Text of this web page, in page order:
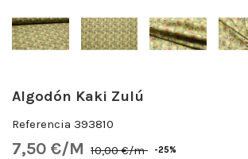
Algodón Kaki Zulú
Referencia 393810
7,50 €/M 10,00 €/m -25%